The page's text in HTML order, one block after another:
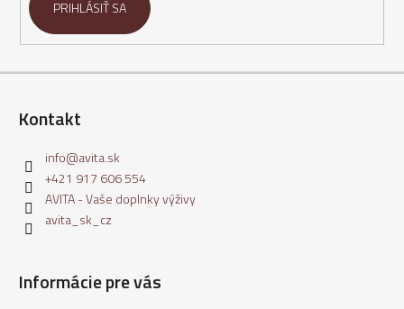
PRIHLÁSIŤ SA
Kontakt
info@avita.sk
+421 917 606 554
AVITA - Vaše doplnky výživy
avita_sk_cz
Informácie pre vás